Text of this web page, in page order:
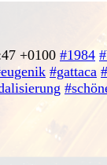
+0100 #1984
#gattaca